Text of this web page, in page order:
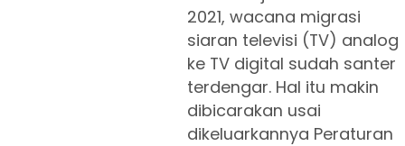
2021, wacana migrasi
siaran televisi (TV) analog
ke TV digital sudah santer
terdengar. Hal itu makin
dibicarakan usai
dikeluarkannya Peraturan